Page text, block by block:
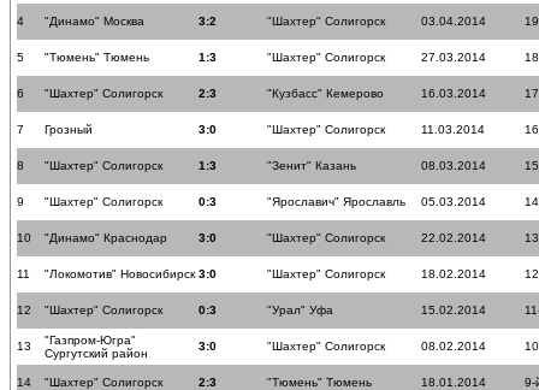
4 "Динамо" Москва 3:2 "Шахтер" Солигорск 03.04.2014
5 "Тюмень" Тюмень 1:3 "Шахтер" Солигорск 27.03.2014
6 "Шахтер" Солигорск 2:3 "Кузбасс" Кемерово 16.03.2014
7 Грозный 3:0 "Шахтер" Солигорск 11.03.2014
8 "Шахтер" Солигорск 1:3 "Зенит" Казань 08.03.2014
9 "Шахтер" Солигорск 0:3 "Ярославич" Ярославль 05.03.2014
10 "Динамо" Краснодар 3:0 "Шахтер" Солигорск 22.02.2014
11 "Локомотив" Новосибирск 3:0 "Шахтер" Солигорск 18.02.2014
12 "Шахтер" Солигорск 0:3 "Урал" Уфа 15.02.2014
13
"Газпром-Югра"
Сургутский район
3:0 "Шахтер" Солигорск 08.02.2014
14 "Шахтер" Солигорск 2:3 "Тюмень" Тюмень 18.01.2014 9-